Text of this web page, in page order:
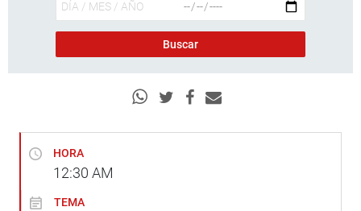
HORA
12:30 AM
TEMA